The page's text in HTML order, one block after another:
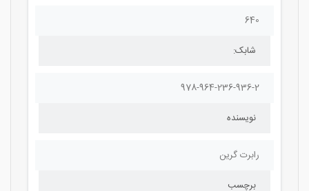
640
شابک:
978-964-236-936-2
نویسنده
رابرت گرین
برچسب